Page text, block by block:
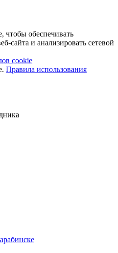
обеспечивать
сайта и анализировать сетевой
cookie
Правила использования